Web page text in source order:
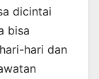
dicintai
bisa
hari dan